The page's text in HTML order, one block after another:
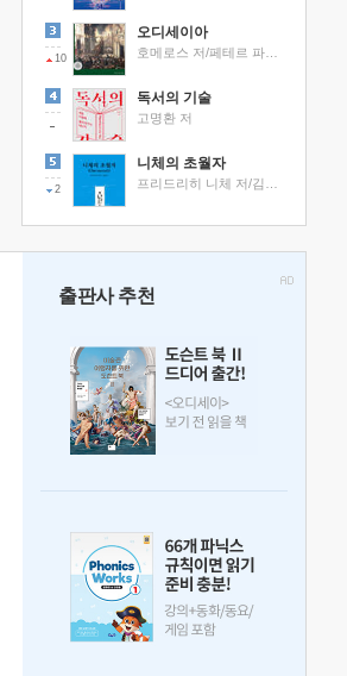
10
오디세이아
독서의 기술
고명환 저
2
니체의 초월자
출판사 추천